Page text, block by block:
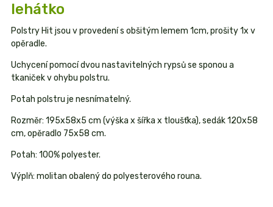
lehátko
Polstry Hit jsou v provedení s obšitým lemem 1cm, prošity 1x v
opěradle.
Uchycení pomocí dvou nastavitelných rypsů se sponou a
tkaniček v ohybu polstru.
Potah polstru je nesnímatelný.
Rozměr: 195x58x5 cm (výška x šířka x tloušťka), sedák 120x58
cm, opěradlo 75x58 cm.
Potah: 100% polyester.
Výplň: molitan obalený do polyesterového rouna.